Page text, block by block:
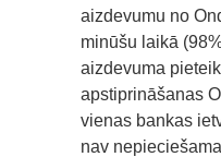
aizdevumu no
minūšu laikā
aizdevuma
apstiprināšanas
vienas bankas
nav